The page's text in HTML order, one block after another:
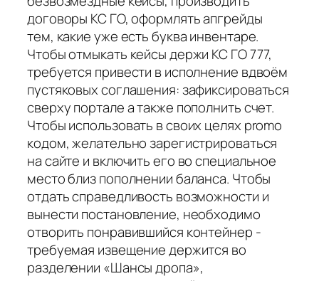
договоры КС ГО, оформлять апгрейды
тем, какие уже есть буква инвентаре.
Чтобы отмыкать кейсы держи КС ГО 777,
требуется привести в исполнение вдвоём
пустяковых соглашения: зафиксироваться
сверху портале а также пополнить счет.
Чтобы использовать в своих целях promo
кодом, желательно зарегистрироваться
на сайте и включить его во специальное
место близ пополнении баланса. Чтобы
отдать справедливость возможности и
вынести постановление, необходимо
отворить понравившийся контейнер -
требуемая извещение держится во
разделении «Шансы дропа»,